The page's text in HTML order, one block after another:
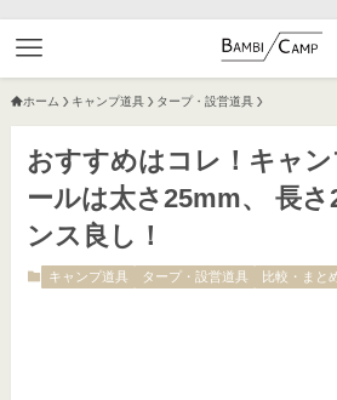
ホーム キャンプ道具 タープ・設営道具
おすすめはコレ！キャ
ールは太さ25mm、 長
ンス良し！
キャンプ道具 タープ・設営道具 比較・まと